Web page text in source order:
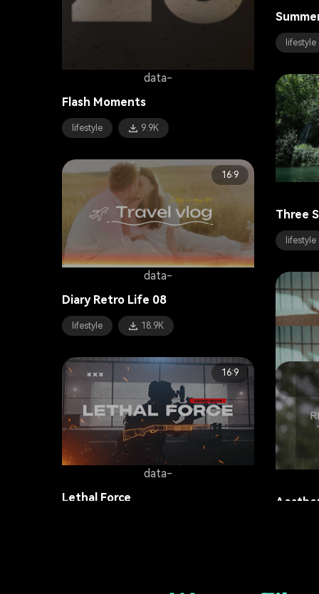
data-
Flash Moments
lifestyle 9.9K
lifestyle
Three
lifestyle
data-
16:9
Diary Retro Life 08
lifestyle 18.9K
Game
data-
16:9
Lethal Force